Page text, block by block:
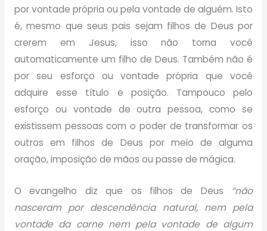
por vontade própria ou pela vontade de alguém. Isto
é, mesmo que seus pais sejam filhos de Deus por
crerem em Jesus, isso não torna você
automaticamente um filho de Deus. Também não é
por seu esforço ou vontade própria que você
adquire esse título e posição. Tampouco pelo
esforço ou vontade de outra pessoa, como se
existissem pessoas com o poder de transformar os
outros em filhos de Deus por meio de alguma
oração, imposição de mãos ou passe de mágica.
O evangelho diz que os filhos de Deus “não
nasceram por descendência natural, nem pela
vontade da carne nem pela vontade de algum